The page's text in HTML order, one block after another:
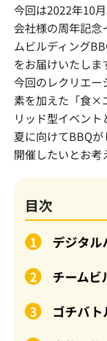
今回は2022年10
会社様の周年記念
ムビルディング
をお届けいたしま
今回のレクリエー
素を加えた「食×
リッド型イベン
夏に向けてBBQ
開催したいとお考
目次
デジタル
チームビ
ゴチバト